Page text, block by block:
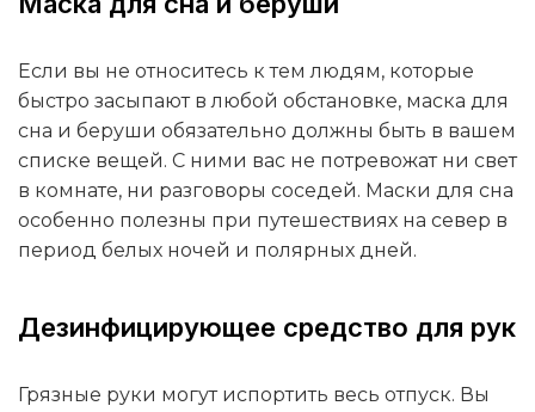
Если вы не относитесь к тем людям, которые
быстро засыпают в любой обстановке, маска для
сна и беруши обязательно должны быть в вашем
списке вещей. С ними вас не потревожат ни свет
в комнате, ни разговоры соседей. Маски для сна
особенно полезны при путешествиях на север в
период белых ночей и полярных дней.
Дезинфицирующее средство для рук
Грязные руки могут испортить весь отпуск. Вы